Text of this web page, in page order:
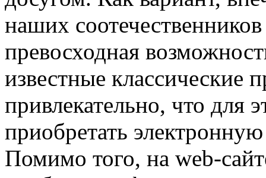
наших
превосходная
известные классические
привлекательно, что для
приобретать
Помимо того, на web-